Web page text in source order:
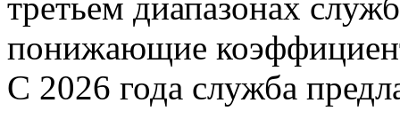
понижающие
С 2026 года служба